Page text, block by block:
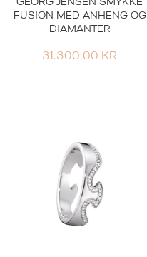
GEORG JENSEN SMYKKE
FUSION MED ANHENG OG
DIAMANTER
31.300,00 KR